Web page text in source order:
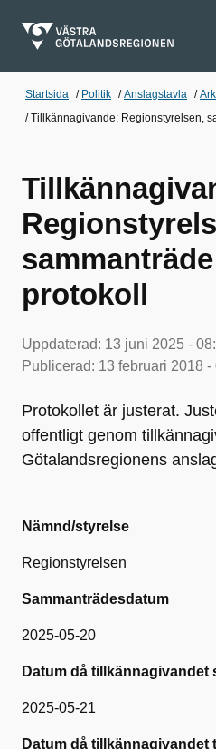
Startsida / Politik /Anslagstavla /
/Tillkännagivande: Regionstyrelsen,
protokoll
Uppdaterad: 13 juni 2025 -
Publicerad: 13 februari 2018 -
Protokollet är justerat.
offentligt genom
Götalandsregionens
Nämnd/styrelse
Regionstyrelsen
Sammanträdesdatum
2025-05-20
Datum då tillkännagivandet
2025-05-21
Datum då tillkännagivandet